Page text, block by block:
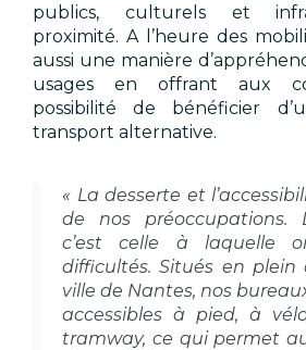
publics, culturels et
proximité. A l’heure des
aussi une manière
usages en offrant aux
possibilité de bénéficier
transport alternative.
« La desserte et
de nos préoccupations.
c’est celle à laquelle
difficultés. Situés en
ville de Nantes, nos
accessibles à pied, à
tramway, ce qui permet